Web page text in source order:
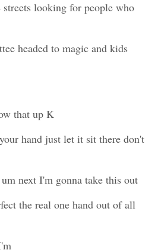
looking for people who
headed to magic and kids
that up K
hand just let it sit there don't
next I'm gonna take this out
the real one hand out of all